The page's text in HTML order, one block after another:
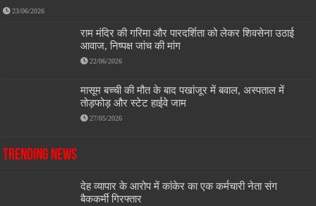
23/06/2026
राम मंदिर की गरिमा और पारदर्शिता को लेकर शिवसेना उठाई
आवाज, निष्पक्ष जांच की मांग
22/06/2026
मासूम बच्ची की मौत के बाद पखांजूर में बवाल, अस्पताल में
तोड़फोड़ और स्टेट हाईवे जाम
27/05/2026
Trending News
देह व्यापार के आरोप में कांकेर का एक कर्मचारी नेता संग
बैककर्मी गिरफ्तार